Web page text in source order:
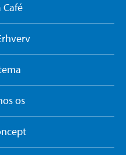
Café
os